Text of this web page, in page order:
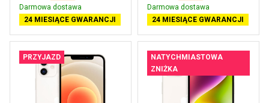
Darmowa dostawa
24 MIESIĄCE GWARANCJI
Darmowa dostawa
24 MIESIĄCE GWARANCJI
PRZYJAZD
NATYCHMIASTOWA
ZNIŻKA